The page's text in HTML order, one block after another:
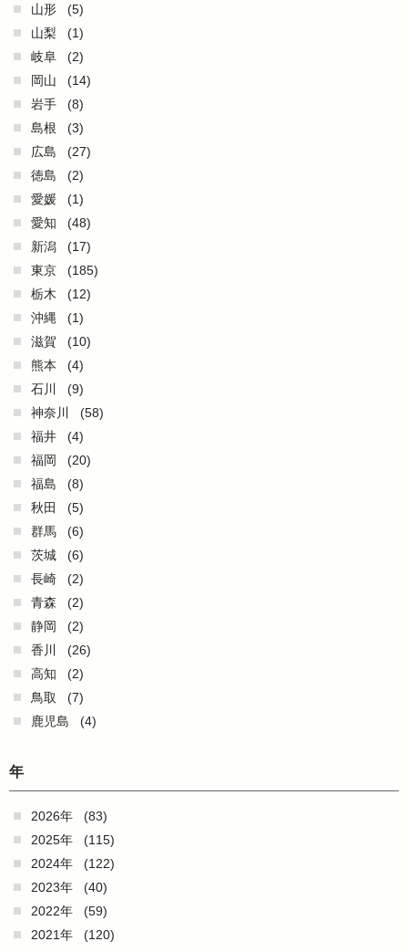
山形
(5)
山梨
(1)
岐阜
(2)
岡山
(14)
岩手
(8)
島根
(3)
広島
(27)
徳島
(2)
愛媛
(1)
愛知
(48)
新潟
(17)
東京
(185)
栃木
(12)
沖縄
(1)
滋賀
(10)
熊本
(4)
石川
(9)
神奈川
(58)
福井
(4)
福岡
(20)
福島
(8)
秋田
(5)
群馬
(6)
茨城
(6)
長崎
(2)
青森
(2)
静岡
(2)
香川
(26)
高知
(2)
鳥取
(7)
鹿児島
(4)
年
2026年
(83)
2025年
(115)
2024年
(122)
2023年
(40)
2022年
(59)
2021年
(120)